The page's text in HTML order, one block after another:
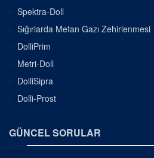
Spektra-Doll
Sığırlarda Metan Gazı Zehirlenmesi
DolliPrim
Metri-Doll
DolliSipra
Dolli-Prost
GÜNCEL SORULAR